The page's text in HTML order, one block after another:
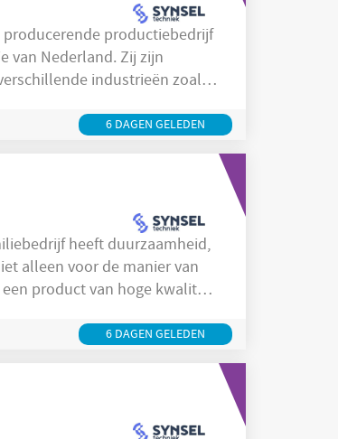
Zij zijn
industrieën zoals
innovatie. Door de6 DAGEN GELEDEN
product van hoge kwaliteit,
bij dit bedrijf en dat zie je
6 DAGEN GELEDEN